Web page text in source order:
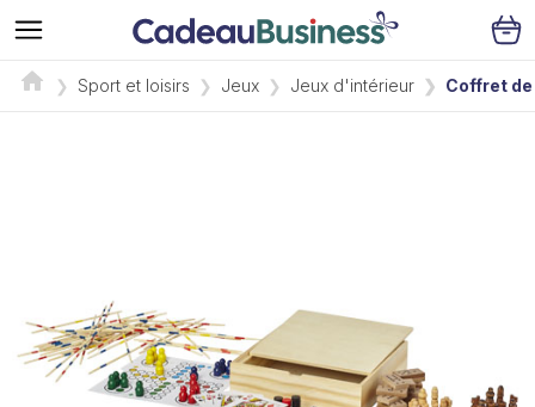
Sport et loisirs Jeux Jeux d'intérieur Coffret